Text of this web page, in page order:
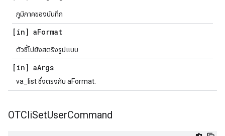
ภูมิภาคของบันทึก
[in] aFormat
ตัวชี้ไปยังสตริงรูปแบบ
[in] aArgs
va_list ซึ่งตรงกับ aFormat.
OTCliSetUserCommand